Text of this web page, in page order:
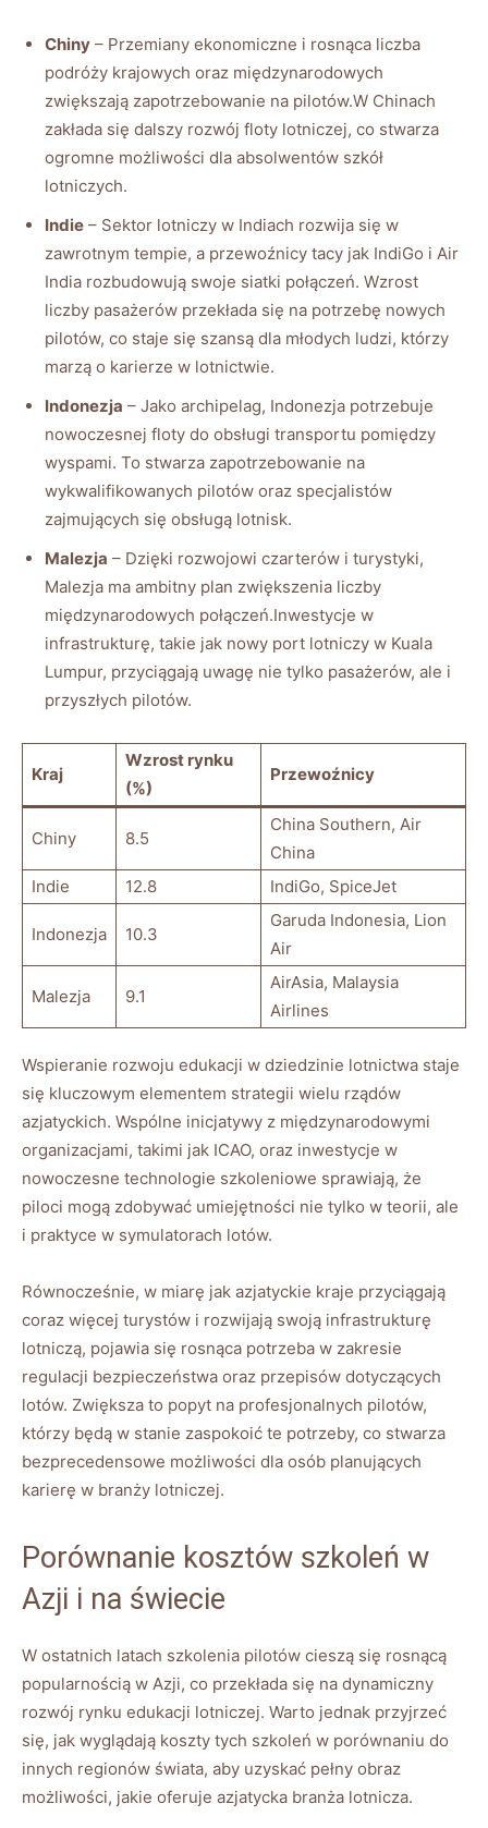
Chiny – Przemiany ekonomiczne i ⁤rosnąca liczba
podróży krajowych oraz międzynarodowych
zwiększają zapotrzebowanie​ na ⁢pilotów.W⁣ Chinach​
zakłada się dalszy rozwój floty lotniczej, co stwarza
ogromne możliwości ‌dla absolwentów ⁣szkół
lotniczych.
Indie – Sektor lotniczy w Indiach rozwija się w
zawrotnym tempie, a przewoźnicy tacy jak IndiGo​ i​ Air
India rozbudowują swoje‌ siatki połączeń. Wzrost
⁤liczby​ pasażerów przekłada się na potrzebę nowych
pilotów, co staje się szansą dla ‍młodych ludzi, którzy
marzą o karierze w‌ lotnictwie.
Indonezja – Jako archipelag, Indonezja potrzebuje
⁢nowoczesnej floty do obsługi‌ transportu pomiędzy
wyspami.⁢ To stwarza zapotrzebowanie na⁤
wykwalifikowanych pilotów oraz specjalistów⁤
zajmujących się obsługą lotnisk.
Malezja – Dzięki rozwojowi czarterów i turystyki,
Malezja ma ambitny plan zwiększenia‍ liczby
międzynarodowych ‌połączeń.Inwestycje w
⁤infrastrukturę, takie jak nowy port‍ lotniczy w Kuala
Lumpur, przyciągają‍ uwagę nie tylko pasażerów,⁢ ale i‌
przyszłych pilotów.
Kraj
Wzrost rynku
‍(%)
Przewoźnicy
Chiny 8.5
China Southern,​ Air
China
Indie
12.8 IndiGo, SpiceJet
Indonezja 10.3
Garuda Indonesia,⁢ Lion
Air
Malezja 9.1
AirAsia, Malaysia
Airlines
Wspieranie rozwoju edukacji ⁣w ‌dziedzinie ‍lotnictwa staje⁤
się kluczowym elementem strategii wielu rządów
azjatyckich. Wspólne ⁢inicjatywy z międzynarodowymi
organizacjami, takimi jak⁣ ICAO, ⁤oraz inwestycje w
nowoczesne technologie szkoleniowe sprawiają, że
⁤piloci ⁤mogą zdobywać ⁤umiejętności⁣ nie⁣ tylko​ w‍ teorii, ⁣ale
‍i praktyce w symulatorach lotów.
Równocześnie, w miarę jak azjatyckie kraje przyciągają
coraz więcej turystów i‍ rozwijają swoją⁣ infrastrukturę
lotniczą,⁣ pojawia się rosnąca potrzeba w zakresie⁣
regulacji bezpieczeństwa⁢ oraz przepisów dotyczących
lotów. Zwiększa⁢ to⁣ popyt na profesjonalnych ⁣pilotów,
‌którzy⁤ będą w stanie zaspokoić ⁤te potrzeby, co stwarza
bezprecedensowe możliwości ‌dla osób ​planujących
⁢karierę w ⁤branży‍ lotniczej.
Porównanie kosztów szkoleń⁢ w
Azji i na świecie
W ⁣ostatnich ‌latach szkolenia pilotów‌ cieszą się rosnącą
popularnością w ‍Azji, co przekłada⁢ się⁤ na dynamiczny
rozwój rynku edukacji lotniczej.​ Warto jednak ‍przyjrzeć⁣
się, jak wyglądają koszty tych szkoleń w porównaniu ‌do
innych regionów świata, aby uzyskać pełny obraz
możliwości, ⁢jakie oferuje azjatycka branża lotnicza.